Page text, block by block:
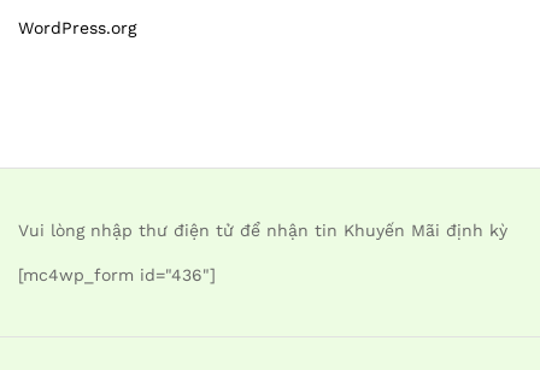
WordPress.org
Vui lòng nhập thư điện tử để nhận tin Khuyến Mãi định kỳ
[mc4wp_form id="436"]